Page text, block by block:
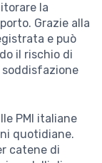
la
Grazie alla
e può
il rischio di
PMI italiane
quotidiane.
catene di